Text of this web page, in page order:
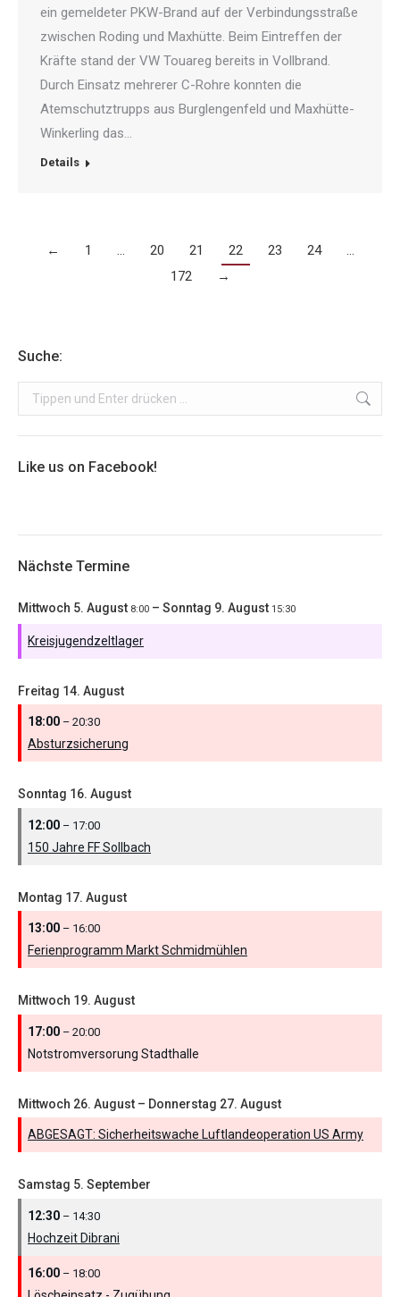
ein gemeldeter PKW-Brand auf der Verbindungsstraße
zwischen Roding und Maxhütte. Beim Eintreffen der
Kräfte stand der VW Touareg bereits in Vollbrand.
Durch Einsatz mehrerer C-Rohre konnten die
Atemschutztrupps aus Burglengenfeld und Maxhütte-
Winkerling das…
Details
← 1 … 20 21 22 23 24
…
172
→
Suche:
Search:
Like us on Facebook!
Nächste Termine
Mittwoch 5. August 8:00 – Sonntag 9. August 15:30
Kreisjugendzeltlager
Freitag 14. August
18:00 – 20:30
Absturzsicherung
Sonntag 16. August
12:00 – 17:00
150 Jahre FF Sollbach
Montag 17. August
13:00 – 16:00
Ferienprogramm Markt Schmidmühlen
Mittwoch 19. August
17:00 – 20:00
Notstromversorung Stadthalle
Mittwoch 26. August – Donnerstag 27. August
ABGESAGT: Sicherheitswache Luftlandeoperation US Army
Samstag 5. September
12:30 – 14:30
Hochzeit Dibrani
16:00 – 18:00